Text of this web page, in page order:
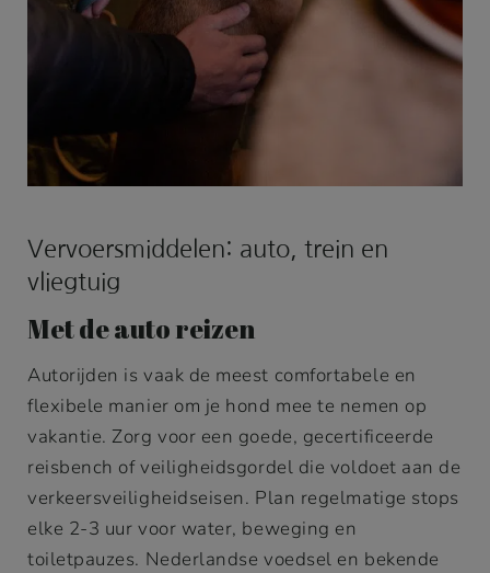
Vervoersmiddelen: auto, trein en
vliegtuig
Met de auto reizen
Autorijden is vaak de meest comfortabele en
flexibele manier om je hond mee te nemen op
vakantie. Zorg voor een goede, gecertificeerde
reisbench of veiligheidsgordel die voldoet aan de
verkeersveiligheidseisen. Plan regelmatige stops
elke 2-3 uur voor water, beweging en
toiletpauzes. Nederlandse voedsel en bekende